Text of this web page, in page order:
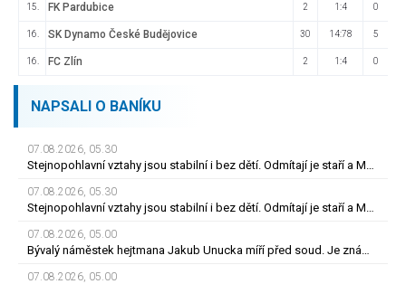
15. FK Pardubice 2 1:4 0
16. SK Dynamo České Budějovice 30 14:78 5
16. FC Zlín 2 1:4 0
NAPSALI O BANÍKU
07.08.2026, 05.30
Stejnopohlavní vztahy jsou stabilní i bez dětí. Odmítají je staří a Morava
07.08.2026, 05.30
Stejnopohlavní vztahy jsou stabilní i bez dětí. Odmítají je staří a Morava
07.08.2026, 05.00
Bývalý náměstek hejtmana Jakub Unucka míří před soud. Je znám termín jednání
07.08.2026, 05.00